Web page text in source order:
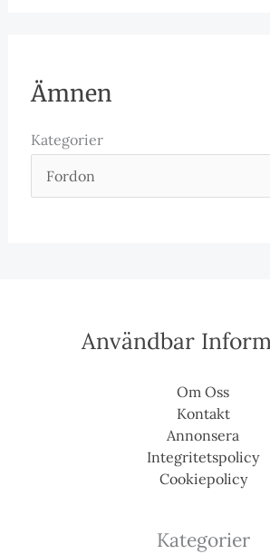
Ämnen
Kategorier
Användbar
Om Oss
Kontakt
Annonsera
Integritetspolicy
Cookiepolicy
Kategorier